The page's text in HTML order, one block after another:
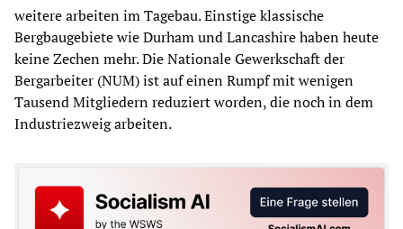
weitere arbeiten im Tagebau. Einstige klassische
Bergbaugebiete wie Durham und Lancashire haben heute
keine Zechen mehr. Die Nationale Gewerkschaft der
Bergarbeiter (NUM) ist auf einen Rumpf mit wenigen
Tausend Mitgliedern reduziert worden, die noch in dem
Industriezweig arbeiten.